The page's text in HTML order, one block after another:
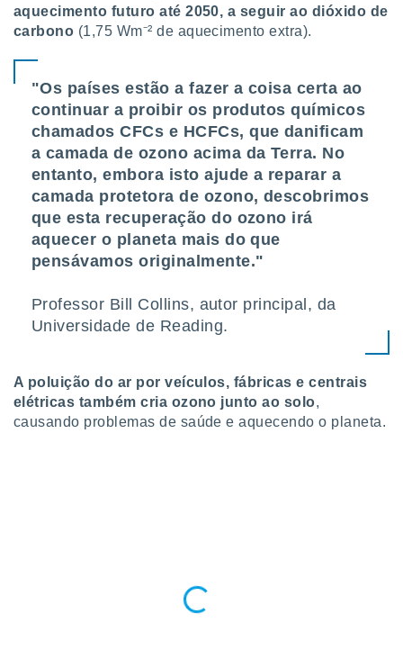
únicos
como a
sitio
IP e
de
seus
com
ou opor-
em “
na
aquecimento futuro até 2050, a seguir ao dióxido de
carbono (1,75 Wm⁻² de aquecimento extra).
"Os países estão a fazer a coisa certa ao
continuar a proibir os produtos químicos
chamados CFCs e HCFCs, que danificam
a camada de ozono acima da Terra. No
entanto, embora isto ajude a reparar a
camada protetora de ozono, descobrimos
que esta recuperação do ozono irá
aquecer o planeta mais do que
pensávamos originalmente."
Professor Bill Collins, autor principal, da
Universidade de Reading.
A poluição do ar por veículos, fábricas e centrais
elétricas também cria ozono junto ao solo,
causando problemas de saúde e aquecendo o planeta.